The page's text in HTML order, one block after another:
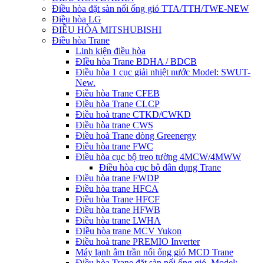
Điều hòa đặt sàn nối ống gió TTA/TTH/TWE-NEW
Điều hòa LG
ĐIỀU HÒA MITSHUBISHI
Điều hòa Trane
Linh kiện điều hòa
ĐIều hòa Trane BDHA / BDCB
Điều hòa 1 cục giải nhiệt nước Model: SWUT-
New.
Điều hòa Trane CFEB
Điều hòa Trane CLCP
Điều hoà trane CTKD/CWKD
Điều hòa trane CWS
Điều hoà Trane dòng Greenergy
Điều hòa trane FWC
Điều hòa cục bộ treo tường 4MCW/4MWW
Điều hòa cục bộ dân dụng Trane
Điều hòa trane FWDP
Điều hòa trane HFCA
Điều hòa Trane HFCF
Điều hòa trane HFWB
Điều hòa trane LWHA
ĐIều hòa trane MCV Yukon
Điều hoà trane PREMIO Inverter
Máy lạnh âm trần nối ống gió MCD Trane